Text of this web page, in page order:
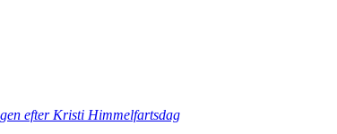
efter Kristi Himmelfartsdag